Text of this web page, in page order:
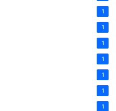
1
1
1
1
1
1
1